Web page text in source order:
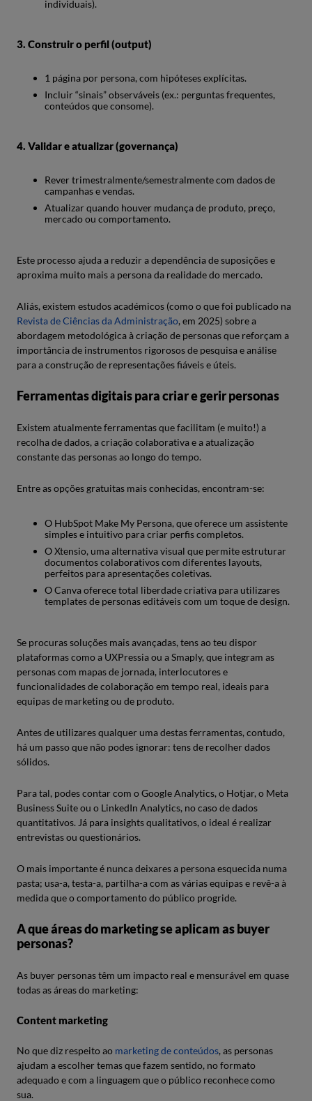
individuais).
3. Construir o perfil (output)
1 página por persona, com hipóteses explícitas.
Incluir “sinais” observáveis (ex.: perguntas frequentes,
conteúdos que consome).
4. Validar e atualizar (governança)
Rever trimestralmente/semestralmente com dados de
campanhas e vendas.
Atualizar quando houver mudança de produto, preço,
mercado ou comportamento.
Este processo ajuda a reduzir a dependência de suposições e
aproxima muito mais a persona da realidade do mercado.
Aliás, existem estudos académicos (como o que foi publicado na
Revista de Ciências da Administração, em 2025) sobre a
abordagem metodológica à criação de personas que reforçam a
importância de instrumentos rigorosos de pesquisa e análise
para a construção de representações fiáveis e úteis.
Ferramentas digitais para criar e gerir personas
Existem atualmente ferramentas que facilitam (e muito!) a
recolha de dados, a criação colaborativa e a atualização
constante das personas ao longo do tempo.
Entre as opções gratuitas mais conhecidas, encontram-se:
O HubSpot Make My Persona, que oferece um assistente
simples e intuitivo para criar perfis completos.
O Xtensio, uma alternativa visual que permite estruturar
documentos colaborativos com diferentes layouts,
perfeitos para apresentações coletivas.
O Canva oferece total liberdade criativa para utilizares
templates de personas editáveis com um toque de design.
Se procuras soluções mais avançadas, tens ao teu dispor
plataformas como a UXPressia ou a Smaply, que integram as
personas com mapas de jornada, interlocutores e
funcionalidades de colaboração em tempo real, ideais para
equipas de marketing ou de produto.
Antes de utilizares qualquer uma destas ferramentas, contudo,
há um passo que não podes ignorar: tens de recolher dados
sólidos.
Para tal, podes contar com o Google Analytics, o Hotjar, o Meta
Business Suite ou o LinkedIn Analytics, no caso de dados
quantitativos. Já para insights qualitativos, o ideal é realizar
entrevistas ou questionários.
O mais importante é nunca deixares a persona esquecida numa
pasta; usa-a, testa-a, partilha-a com as várias equipas e revê-a à
medida que o comportamento do público progride.
A que áreas do marketing se aplicam as buyer
personas?
As buyer personas têm um impacto real e mensurável em quase
todas as áreas do marketing:
Content marketing
No que diz respeito ao marketing de conteúdos, as personas
ajudam a escolher temas que fazem sentido, no formato
adequado e com a linguagem que o público reconhece como
sua.